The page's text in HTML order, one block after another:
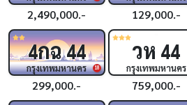
2,490,000.- 129,000.-
18
4กฉ44
กรุงเทพมหานคร
299,000.-
วห 44
กรุงเทพมหานคร
759,000.-